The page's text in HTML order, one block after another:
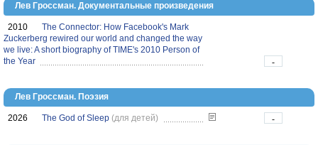
Лев Гроссман. Документальные произведения
2010
The Connector: How Facebook's Mark
Zuckerberg rewired our world and changed the way
we live: A short biography of TIME's 2010 Person of
the Year
-
Лев Гроссман. Поэзия
2026 The God of Sleep (для детей) -